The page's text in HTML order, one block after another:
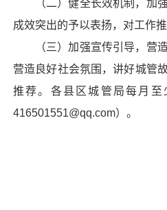
（二）健全长效机制，加
成效突出的予以表扬，对工作
（三）加强宣传引导，营
营造良好社会氛围，讲好城管
推荐。各县区城管局每月至
416501551@qq.com）。